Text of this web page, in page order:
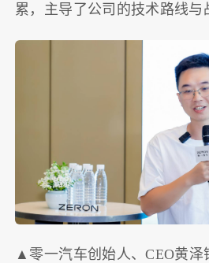
累，主导了公司的技术路线与
▲零一汽车创始人、CEO黄泽